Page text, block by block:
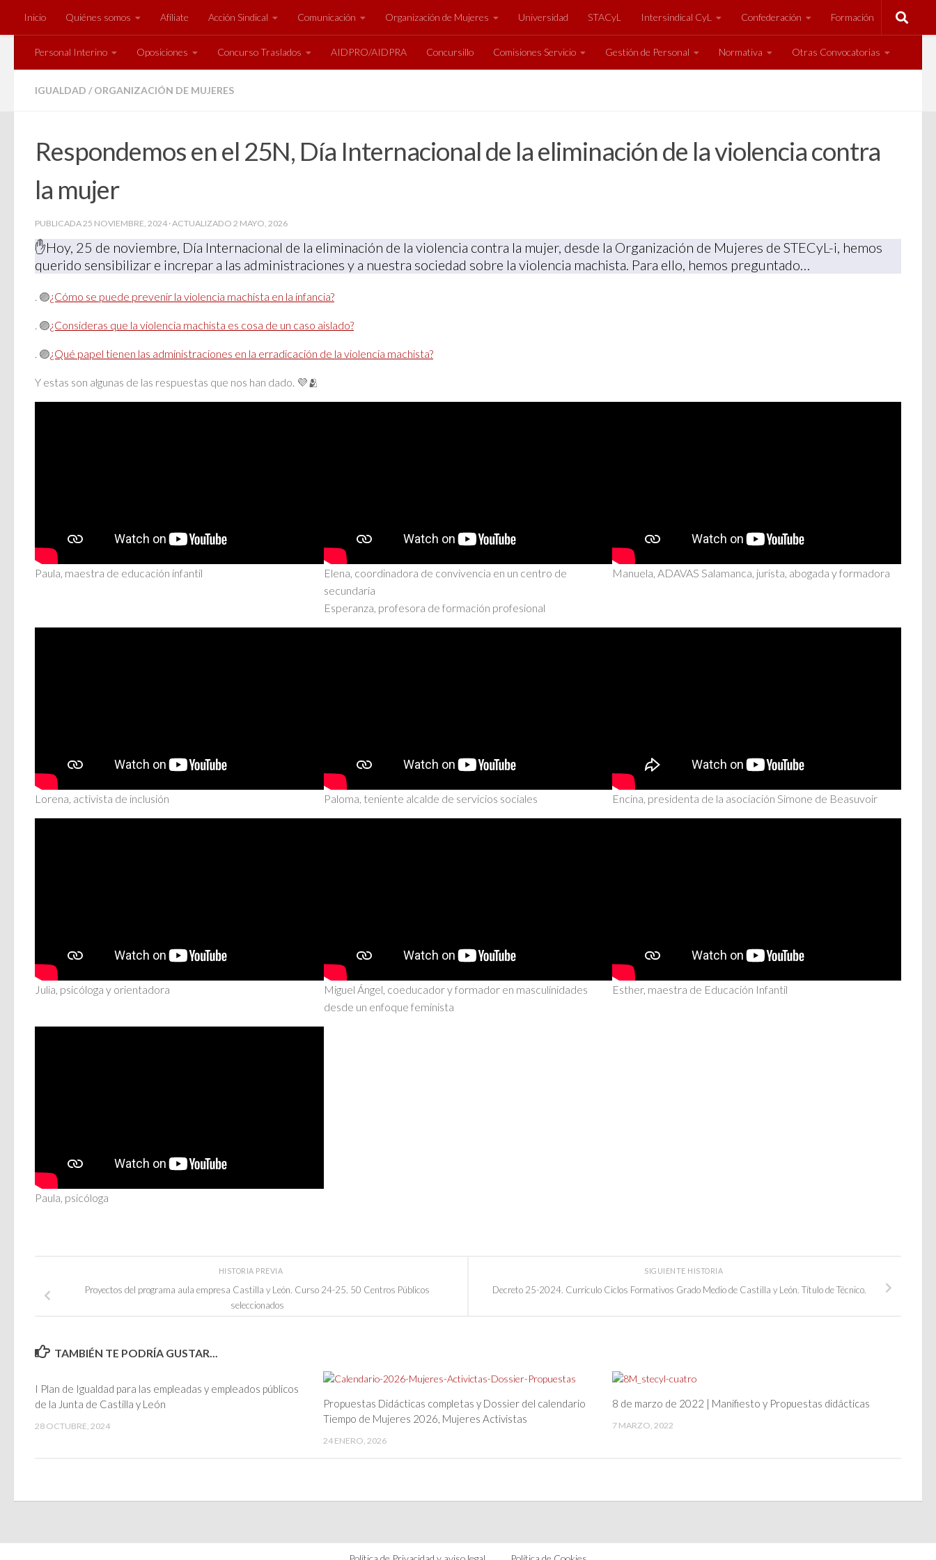
Saltar al contenido
Inicio Quiénes somos Afíliate Acción Sindical Comunicación Organización de Mujeres Universidad STACyL Intersindical CyL Confederación Formación
Personal Interino Oposiciones Concurso Traslados AIDPRO/AIDPRA Concursillo Comisiones Servicio Gestión de Personal Normativa Otras Convocatorias
IGUALDAD / ORGANIZACIÓN DE MUJERES
Respondemos en el 25N, Día Internacional de la eliminación de la violencia contra
la mujer
PUBLICADA25 NOVIEMBRE, 2024 · ACTUALIZADO 2 MAYO, 2026
✋Hoy, 25 de noviembre, Día Internacional de la eliminación de la violencia contra la mujer, desde la Organización de Mujeres de STECyL-i, hemos
querido sensibilizar e increpar a las administraciones y a nuestra sociedad sobre la violencia machista. Para ello, hemos preguntado…
. 🟣¿Cómo se puede prevenir la violencia machista en la infancia?
. 🟣¿Consideras que la violencia machista es cosa de un caso aislado?
. 🟣¿Qué papel tienen las administraciones en la erradicación de la violencia machista?
Y estas son algunas de las respuestas que nos han dado. 💜🫂
Paula, maestra de educación infantil
Elena, coordinadora de convivencia en un centro de
secundaria
Esperanza, profesora de formación profesional
Manuela, ADAVAS Salamanca, jurista, abogada y formadora
Lorena, activista de inclusión Paloma, teniente alcalde de servicios sociales Encina, presidenta de la asociación Simone de Beasuvoir
Julia, psicóloga y orientadora
Miguel Ángel, coeducador y formador en masculinidades
desde un enfoque feminista
Esther, maestra de Educación Infantil
Paula, psicóloga
SIGUIENTE HISTORIA
Decreto 25-2024. Currículo Ciclos Formativos Grado Medio de Castilla y León. Título de Técnico.
HISTORIA PREVIA
Proyectos del programa aula empresa Castilla y León. Curso 24-25. 50 Centros Públicos
seleccionados
TAMBIÉN TE PODRÍA GUSTAR...
I Plan de Igualdad para las empleadas y empleados públicos
de la Junta de Castilla y León
28 OCTUBRE, 2024
Propuestas Didácticas completas y Dossier del calendario
Tiempo de Mujeres 2026, Mujeres Activistas
24 ENERO, 2026
8 de marzo de 2022 | Manifiesto y Propuestas didácticas
7 MARZO, 2022